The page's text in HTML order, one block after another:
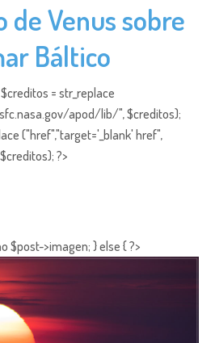
de Venus sobre
Báltico
= str_replace
apod/lib/", $creditos);
("href","target='_blank' href",
$creditos); ?>
$post->imagen; } else { ?>